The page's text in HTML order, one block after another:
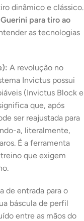
dinâmico e clássico.
para tiro ao
as tecnologias
A revolução no
Invictus possui
(Invictus Block e
que, após
ser reajustada para
a, literalmente,
É a ferramenta
que exigem
de entrada para o
báscula de perfil
entre as mãos do